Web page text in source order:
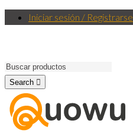
Iniciar sesión / Registrarse
Search